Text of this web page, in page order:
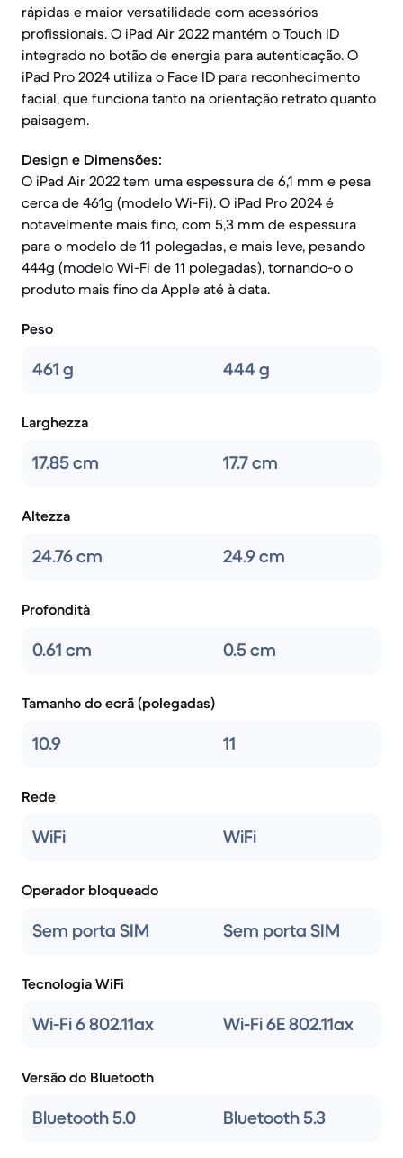
rápidas e maior versatilidade com acessórios
profissionais. O iPad Air 2022 mantém o Touch ID
integrado no botão de energia para autenticação. O
iPad Pro 2024 utiliza o Face ID para reconhecimento
facial, que funciona tanto na orientação retrato quanto
paisagem.
Design e Dimensões:
O iPad Air 2022 tem uma espessura de 6,1 mm e pesa
cerca de 461g (modelo Wi-Fi). O iPad Pro 2024 é
notavelmente mais fino, com 5,3 mm de espessura
para o modelo de 11 polegadas, e mais leve, pesando
444g (modelo Wi-Fi de 11 polegadas), tornando-o o
produto mais fino da Apple até à data.
Peso
461 g 444 g
Larghezza
17.85 cm 17.7 cm
Altezza
24.76 cm 24.9 cm
Profondità
0.61 cm 0.5 cm
Tamanho do ecrã (polegadas)
10.9 11
Rede
WiFi WiFi
Operador bloqueado
Sem porta SIM Sem porta SIM
Tecnologia WiFi
Wi-Fi 6 802.11ax Wi-Fi 6E 802.11ax
Versão do Bluetooth
Bluetooth 5.0 Bluetooth 5.3